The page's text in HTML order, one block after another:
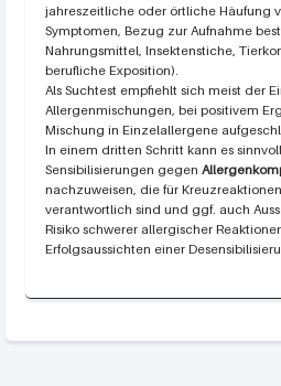
jahreszeitliche oder örtliche Häufung
Symptomen, Bezug zur Aufnahme
Nahrungsmittel, Insektenstiche,
berufliche Exposition).
Als Suchtest empfiehlt sich meist der
Allergenmischungen, bei positivem
Mischung in Einzelallergene
In einem dritten Schritt kann es
Sensibilisierungen gegen
nachzuweisen, die für Kreuzreaktionen
verantwortlich sind und ggf. auch
Risiko schwerer allergischer
Erfolgsaussichten einer